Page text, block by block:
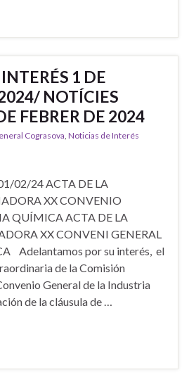
1 DE
NOTÍCIES
FEBRER DE 2024
Cograsova Noticias de Interés
02/24 ACTA DE LA
XX CONVENIO
QUÍMICA ACTA DE LA
XX CONVENI GENERAL
Adelantamos por su interés, el
de la Comisión
General de la Industria
de la cláusula de …